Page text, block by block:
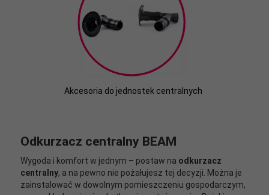
Akcesoria do jednostek centralnych
Odkurzacz centralny BEAM
Wygoda i komfort w jednym – postaw na odkurzacz
centralny, a na pewno nie pożałujesz tej decyzji. Można je
zainstalować w dowolnym pomieszczeniu gospodarczym,